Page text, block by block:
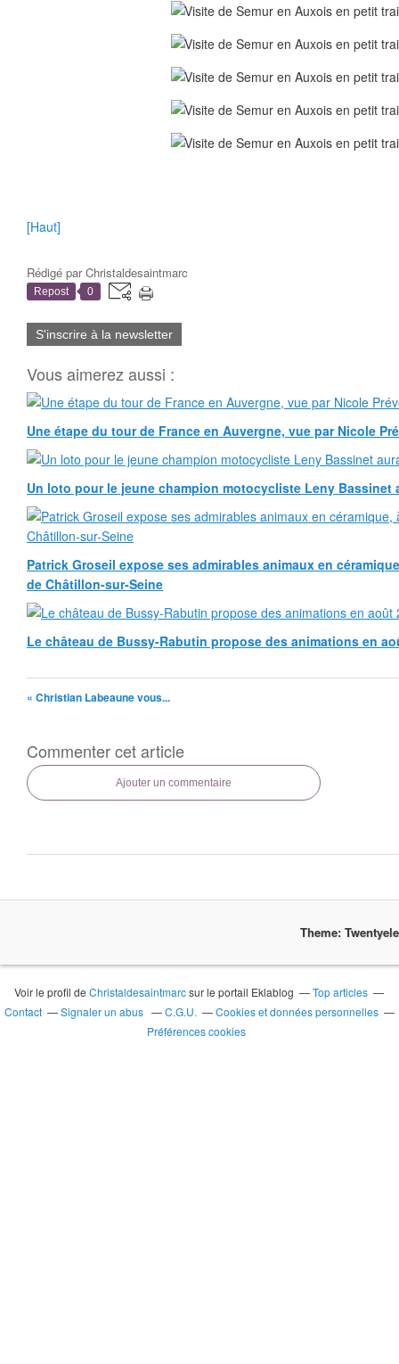
[Haut]
Rédigé parChristaldesaintmarc
Repost 0
S'inscrire à la newsletter
Vous aimerez aussi :
Une étape du tour de France en Auvergne, vue par Nicole
Un loto pour le jeune champion motocycliste Leny Bassinet
Patrick Groseil expose ses admirables animaux en
de Châtillon-sur-Seine
Le château de Bussy-Rabutin propose des animations en
« Christian Labeaune vous...
Commenter cet article
Ajouter un commentaire
Theme:
Voir le profil deChristaldesaintmarcsur le portail Eklablog
Top articles
Contact
Signaler un abus C.G.U.
Cookies et données personnelles
Préférences cookies